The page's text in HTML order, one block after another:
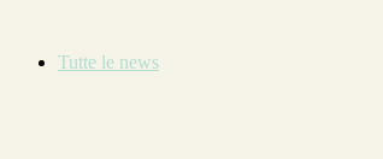
Tutte le news